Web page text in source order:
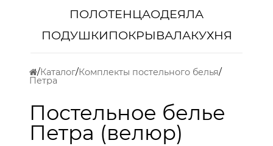
ПОЛОТЕНЦАОДЕЯЛА
ПОДУШКИПОКРЫВАЛАКУХНЯ
Каталог Комплекты постельного белья
Петра
Постельное белье
Петра (велюр)